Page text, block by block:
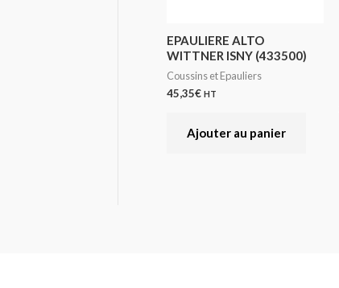
EPAULIERE ALTO
WITTNER ISNY (433500)
Coussins et Epauliers
45,35€ HT
Ajouter au panier